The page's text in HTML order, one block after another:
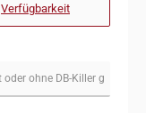
Verfügbarkeit